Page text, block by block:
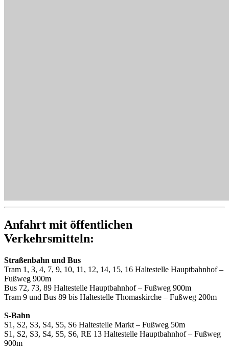
Anfahrt mit öffentlichen
Verkehrsmitteln:
Straßenbahn und Bus
Tram 1, 3, 4, 7, 9, 10, 11, 12, 14, 15, 16 Haltestelle Hauptbahnhof –
Fußweg 900m
Bus 72, 73, 89 Haltestelle Hauptbahnhof – Fußweg 900m
Tram 9 und Bus 89 bis Haltestelle Thomaskirche – Fußweg 200m
S-Bahn
S1, S2, S3, S4, S5, S6 Haltestelle Markt – Fußweg 50m
S1, S2, S3, S4, S5, S6, RE 13 Haltestelle Hauptbahnhof – Fußweg
900m